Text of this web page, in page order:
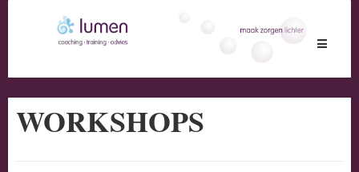
Toggle
WORKSHOPS